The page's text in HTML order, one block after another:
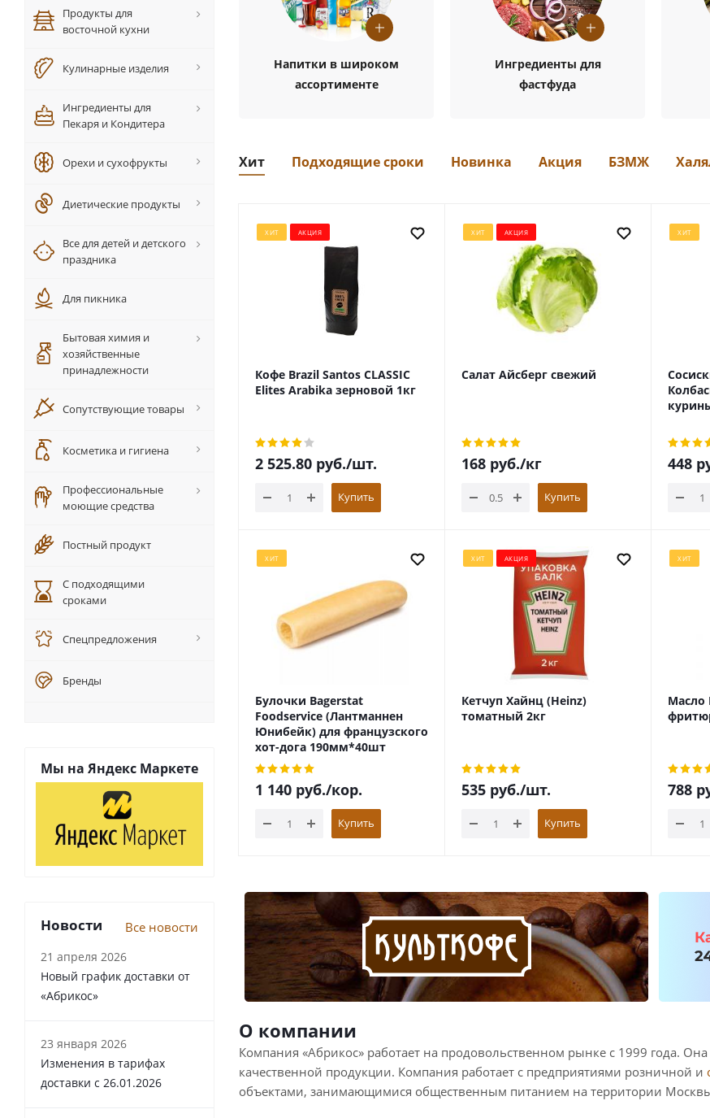
Напитки в широком
ассортименте
Ингредиенты для
фастфуда
Хит Подходящие сроки Новинка Акция БЗМЖ
ХИТ АКЦИЯ
Кофе Brazil Santos CLASSIC
Elites Arabika зерновой 1кг
2 525.80 руб./шт.
Купить
ХИТ АКЦИЯ
Салат Айсберг свежий
168 руб./кг
Купить
ХИТ
448
ХИТ
Булочки Bagerstat
Foodservice (Лантманнен
Юнибейк) для французского
хот-дога 190мм*40шт
1 140 руб./кор.
Купить
ХИТ АКЦИЯ
Кетчуп Хайнц (Heinz)
томатный 2кг
535 руб./шт.
Купить
ХИТ
Масло
788
О компании
Компания «Абрикос» работает на продовольственном рынке с 1999 года.
качественной продукции. Компания работает с предприятиями розничной и
объектами, занимающимися общественным питанием на территории
Продукты для
восточной кухни
Кулинарные изделия
Ингредиенты для
Пекаря и Кондитера
Орехи и сухофрукты
Диетические продукты
Все для детей и детского
праздника
Для пикника
Бытовая химия и
хозяйственные
принадлежности
Сопутствующие товары
Косметика и гигиена
Профессиональные
моющие средства
Постный продукт
С подходящими
сроками
Спецпредложения
Бренды
Мы на Яндекс Маркете
Новости Все новости
21 апреля 2026
Новый график доставки от
«Абрикос»
23 января 2026
Изменения в тарифах
доставки с 26.01.2026